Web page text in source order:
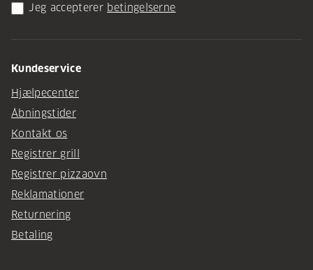
Jeg accepterer betingelserne
Kundeservice
Hjælpecenter
Åbningstider
Kontakt os
Registrer grill
Registrer pizzaovn
Reklamationer
Returnering
Betaling